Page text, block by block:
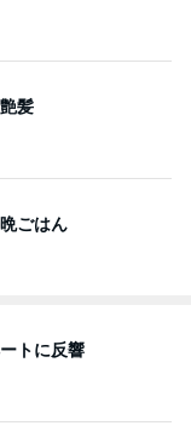
髪
ごはん
トに反響